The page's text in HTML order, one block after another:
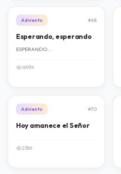
Adviento #68
Esperando, esperando
ESPERANDO...
16934
Adviento #70
Hoy amanece el Señor
2586